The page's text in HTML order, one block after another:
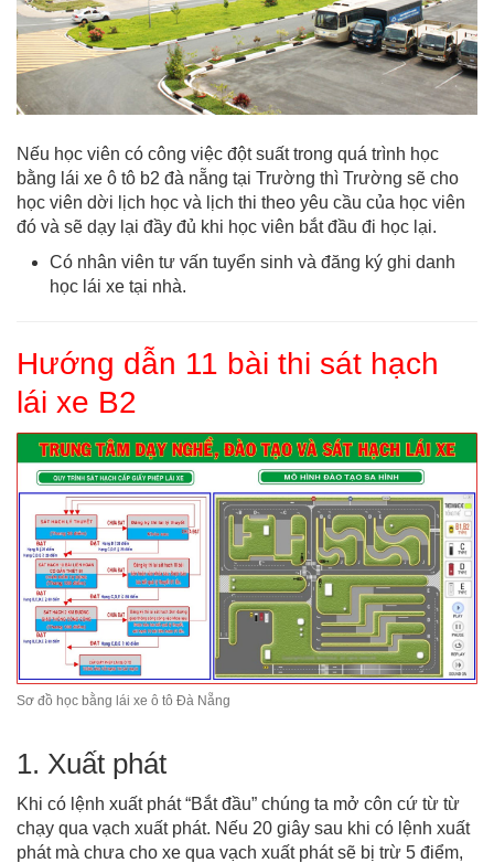
Nếu học viên có công việc đột suất trong quá trình học
bằng lái xe ô tô b2 đà nẵng tại Trường thì Trường sẽ cho
học viên dời lịch học và lịch thi theo yêu cầu của học viên
đó và sẽ dạy lại đầy đủ khi học viên bắt đầu đi học lại.
Có nhân viên tư vấn tuyển sinh và đăng ký ghi danh
học lái xe tại nhà.
Hướng dẫn 11 bài thi sát hạch
lái xe B2
Sơ đồ học bằng lái xe ô tô Đà Nẵng
1. Xuất phát
Khi có lệnh xuất phát “Bắt đầu” chúng ta mở côn cứ từ từ
chạy qua vạch xuất phát. Nếu 20 giây sau khi có lệnh xuất
phát mà chưa cho xe qua vạch xuất phát sẽ bị trừ 5 điểm,